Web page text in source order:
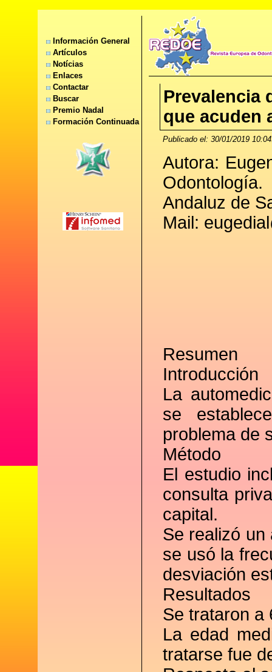
Información General
Artículos
Notícias
Enlaces
Contactar
Buscar
Premio Nadal
Formación Continuada
Prevalencia
que acuden
Publicado el: 30/01/2019
Autora:
Andaluz de
Mail:
Resumen
Introducción
La
se
problema de
Método
El estudio
consulta
capital.
Se realizó
se usó la
desviación
Resultados
Se trataron a
La edad
tratarse fue